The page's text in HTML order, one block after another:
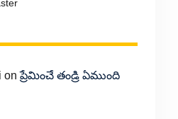
onప్రేమించే తండ్రి ఏముంది